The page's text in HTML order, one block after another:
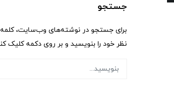
جستجو
برای جستجو در نوشته‌های وب‌سایت،
نظر خود را بنویسید و بر روی دکمه کلیک